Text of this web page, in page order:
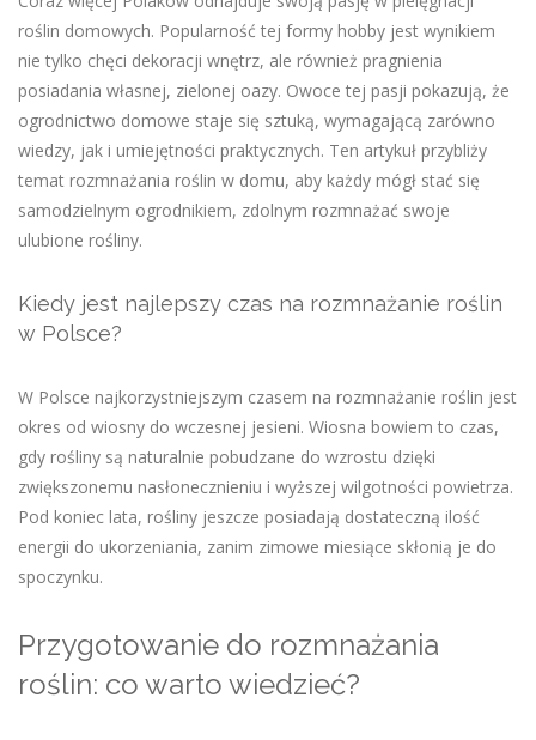
roślin domowych. Popularność tej formy hobby jest wynikiem
nie tylko chęci dekoracji wnętrz, ale również pragnienia
posiadania własnej, zielonej oazy. Owoce tej pasji pokazują, że
ogrodnictwo domowe staje się sztuką, wymagającą zarówno
wiedzy, jak i umiejętności praktycznych. Ten artykuł przybliży
temat rozmnażania roślin w domu, aby każdy mógł stać się
samodzielnym ogrodnikiem, zdolnym rozmnażać swoje
ulubione rośliny.
Kiedy jest najlepszy czas na rozmnażanie roślin
w Polsce?
W Polsce najkorzystniejszym czasem na rozmnażanie roślin jest
okres od wiosny do wczesnej jesieni. Wiosna bowiem to czas,
gdy rośliny są naturalnie pobudzane do wzrostu dzięki
zwiększonemu nasłonecznieniu i wyższej wilgotności powietrza.
Pod koniec lata, rośliny jeszcze posiadają dostateczną ilość
energii do ukorzeniania, zanim zimowe miesiące skłonią je do
spoczynku.
Przygotowanie do rozmnażania
roślin: co warto wiedzieć?